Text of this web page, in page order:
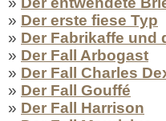
» Der erste fiese Typ
» Der Fabrikaffe und
» Der Fall Arbogast
» Der Fall Charles
» Der Fall Gouffé
» Der Fall Harrison